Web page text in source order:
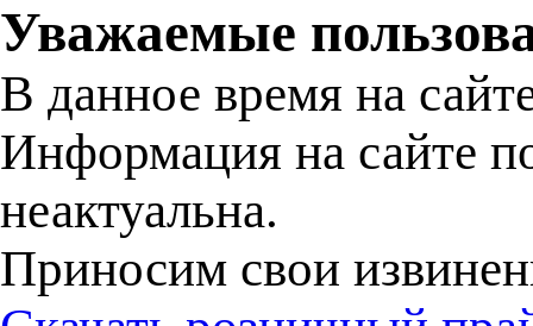
Уважаемые
В данное время на
Информация на сайте
неактуальна.
Приносим свои